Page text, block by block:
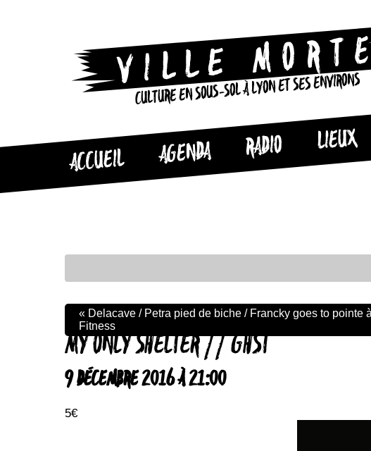
CULTURE EN SOUS-SOL À LYON ET SES ENVIRONS
ACCUEIL AGENDA RADIO LIEUX
MY ONLY SHELTER // GHST
9 DÉCEMBRE 2016 À 21:00
5€
« Delacave / Petra pied de biche / Francky goes to pointe
Fitness